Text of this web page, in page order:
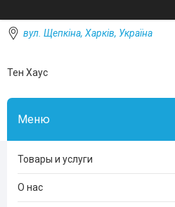
вул. Щепкіна, Харків, Україна
Тен Хаус
Товары и услуги
О нас